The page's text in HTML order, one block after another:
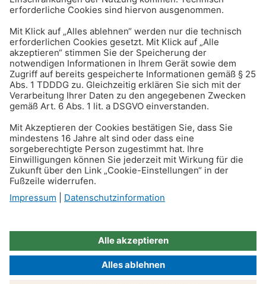
Leben & Freizeit
Ausweispflicht: Was du
wissen musst